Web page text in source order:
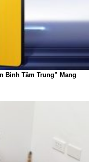
: bạn có thể
hồ mà không cần
khử ồn ENC, hỗ trợ
bận tay.
5 trở nên thực
Binh Tầm Trung” Mang